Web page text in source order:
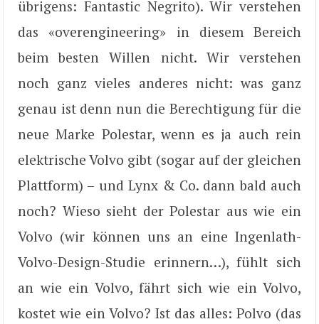
übrigens: Fantastic Negrito). Wir verstehen
das «overengineering» in diesem Bereich
beim besten Willen nicht. Wir verstehen
noch ganz vieles anderes nicht: was ganz
genau ist denn nun die Berechtigung für die
neue Marke Polestar, wenn es ja auch rein
elektrische Volvo gibt (sogar auf der gleichen
Plattform) – und Lynx & Co. dann bald auch
noch? Wieso sieht der Polestar aus wie ein
Volvo (wir können uns an eine Ingenlath-
Volvo-Design-Studie erinnern…), fühlt sich
an wie ein Volvo, fährt sich wie ein Volvo,
kostet wie ein Volvo? Ist das alles: Polvo (das